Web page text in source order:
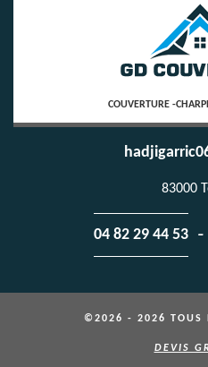
COUVERTURE -
83000
04 82 29 44 53 -
©2026 - 2026 TOUS
DEVIS